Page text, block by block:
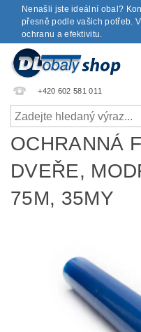
Nenašli jste ideální obal?
přesně podle vašich potřeb.
ochranu a efektivitu.
+420 602 581 011
OCHRANNÁ
DVEŘE,
75M, 35MY